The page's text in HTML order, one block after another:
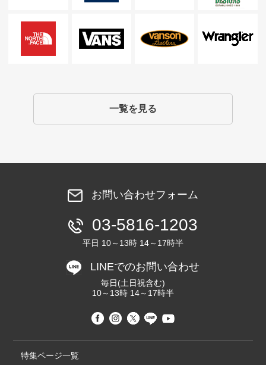
一覧を見る
お問い合わせフォーム
03-5816-1203
平日 10～13時 14～17時半
LINEでのお問い合わせ
毎日(土日祝含む)
10～13時 14～17時半
特集ページ一覧